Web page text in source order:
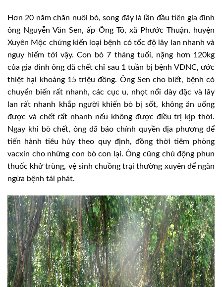
Hơn 20 năm chăn nuôi bò, song đây là lần đầu tiên gia đình
ông Nguyễn Văn Sen, ấp Ông Tô, xã Phước Thuận, huyện
Xuyên Mộc chứng kiến loại bệnh có tốc độ lây lan nhanh và
nguy hiểm tới vậy. Con bò 7 tháng tuổi, nặng hơn 120kg
của gia đình ông đã chết chỉ sau 1 tuần bị bệnh VDNC, ước
thiệt hại khoảng 15 triệu đồng. Ông Sen cho biết, bệnh có
chuyển biến rất nhanh, các cục u, nhọt nổi dày đặc và lây
lan rất nhanh khắp người khiến bò bị sốt, không ăn uống
được và chết rất nhanh nếu không được điều trị kịp thời.
Ngay khi bò chết, ông đã báo chính quyền địa phương để
tiến hành tiêu hủy theo quy định, đồng thời tiêm phòng
vacxin cho những con bò con lại. Ông cũng chủ động phun
thuốc khử trùng, vệ sinh chuồng trại thường xuyên để ngăn
ngừa bệnh tái phát.